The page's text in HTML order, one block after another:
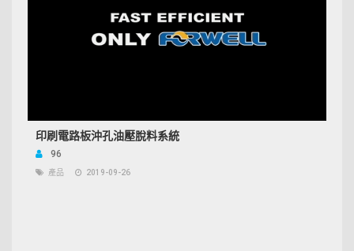
印刷電路板沖孔油壓脫料系統
96
產品 2019-09-26